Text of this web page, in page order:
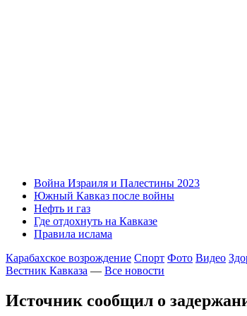
Война Израиля и Палестины 2023
Южный Кавказ после войны
Нефть и газ
Где отдохнуть на Кавказе
Правила ислама
Карабахское возрождение Спорт Фото Видео
Вестник Кавказа — Все новости
Источник сообщил о